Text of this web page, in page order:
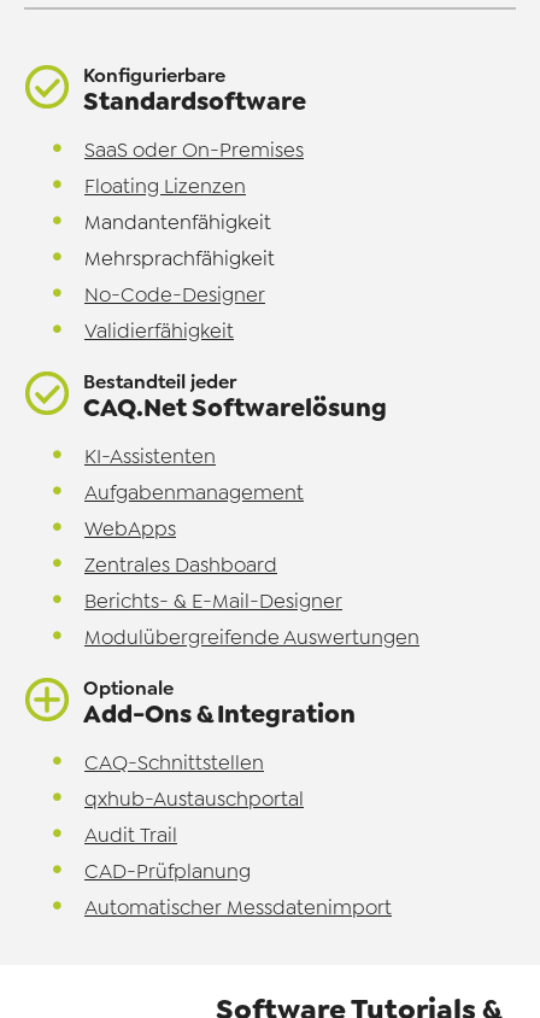
Konfigurierbare
Standardsoftware
SaaS oder On-Premises
Floating Lizenzen
Mandantenfähigkeit
Mehrsprachfähigkeit
No-Code-Designer
Validierfähigkeit
Bestandteil jeder
CAQ.Net Softwarelösung
KI-Assistenten
Aufgabenmanagement
WebApps
Zentrales Dashboard
Berichts- & E-Mail-Designer
Modulübergreifende Auswertungen
Optionale
Add-Ons & Integration
CAQ-Schnittstellen
qxhub-Austauschportal
Audit Trail
CAD-Prüfplanung
Automatischer Messdatenimport
Software Tutorials &